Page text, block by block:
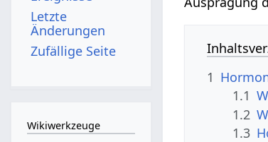
1
1.1
1.2
1.3
Letzte
Änderungen
Zufällige Seite
Wikiwerkzeuge